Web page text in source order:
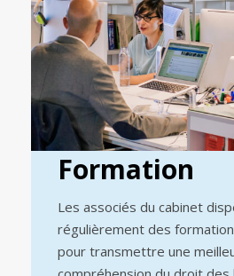
Formation
Les associés du cabinet
régulièrement des
pour transmettre une